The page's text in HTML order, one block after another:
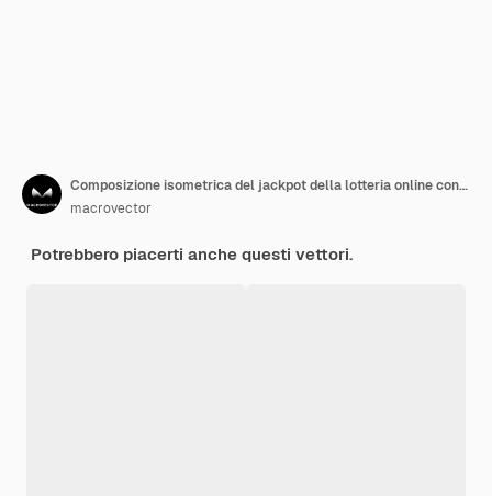
Composizione isometrica del jackpot della lotteria online con ricompensa e personaggi dei vincitori 3d
macrovector
Potrebbero piacerti anche questi vettori.